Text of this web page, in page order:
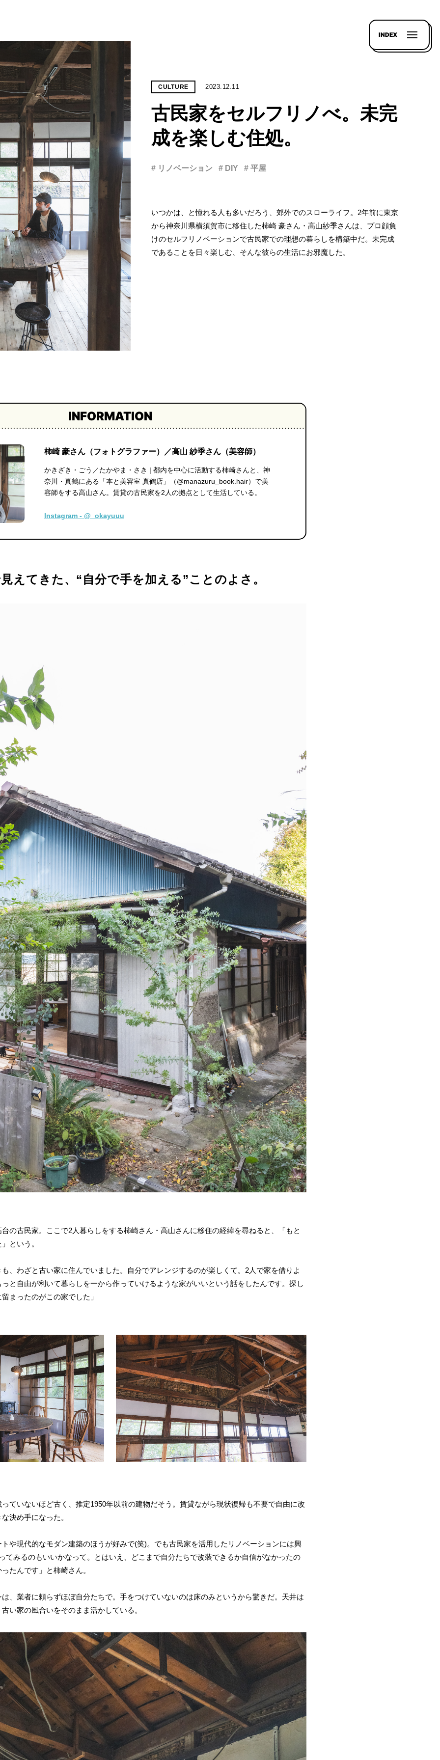
INDEX
CULTURE 2023.12.11
古民家をセルフリノべ。未完
成を楽しむ住処。
# リノベーション # DIY # 平屋
いつかは、と憧れる人も多いだろう、郊外でのスローライフ。2年前に東京
から神奈川県横須賀市に移住した柿崎 豪さん・高山紗季さんは、プロ顔負
けのセルフリノベーションで古民家での理想の暮らしを構築中だ。未完成
であることを日々楽しむ、そんな彼らの生活にお邪魔した。
INFORMATION
柿崎 豪さん（フォトグラファー）／高山 紗季さん（美容師）
かきざき・ごう／たかやま・さき | 都内を中心に活動する柿崎さんと、神
奈川・真鶴にある「本と美容室 真鶴店」（@manazuru_book.hair）で美
容師をする高山さん。賃貸の古民家を2人の拠点として生活している。
Instagram - @_okayuuu
えてきた、“自分で手を加える”ことのよさ。
の古民家。ここで2人暮らしをする柿崎さん・高山さんに移住の経緯を尋ねると、「もと
という。
も、わざと古い家に住んでいました。自分でアレンジするのが楽しくて。2人で家を借りよ
と自由が利いて暮らしを一から作っていけるような家がいいという話をしたんです。探し
まったのがこの家でした」
ていないほど古く、推定1950年以前の建物だそう。賃貸ながら現状復帰も不要で自由に改
決め手になった。
トや現代的なモダン建築のほうが好みで(笑)。でも古民家を活用したリノベーションには興
てみるのもいいかなって。とはいえ、どこまで自分たちで改装できるか自信がなかったの
たんです」と柿崎さん。
、業者に頼らずほぼ自分たちで。手をつけていないのは床のみというから驚きだ。天井は
い家の風合いをそのまま活かしている。